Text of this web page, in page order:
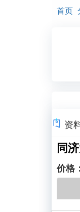
首页
资
同
价格